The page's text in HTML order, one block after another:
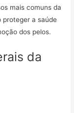
mais comuns da
proteger a saúde
dos pelos.
da